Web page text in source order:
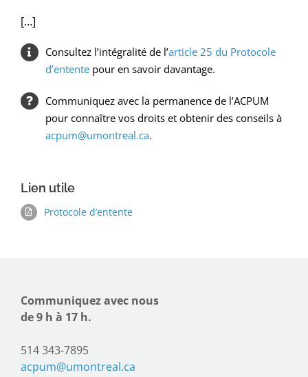
[…]
Consultez l’intégralité de l’article 25 du Protocole
d’entente pour en savoir davantage.
Communiquez avec la permanence de l’ACPUM
pour connaître vos droits et obtenir des conseils à
acpum@umontreal.ca.
Lien utile
Protocole d’entente
Communiquez avec nous
de 9 h à 17 h.
514 343-7895
acpum@umontreal.ca